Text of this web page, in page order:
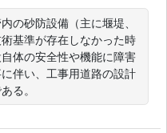
の砂防設備（主に堰堤、
基準が存在しなかった時
体の安全性や機能に障害
伴い、工事用道路の設計
る。